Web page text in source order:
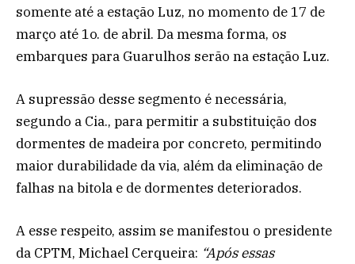
somente até a estação Luz, no momento de 17 de
março até 1o. de abril. Da mesma forma, os
embarques para Guarulhos serão na estação Luz.
A supressão desse segmento é necessária,
segundo a Cia., para permitir a substituição dos
dormentes de madeira por concreto, permitindo
maior durabilidade da via, além da eliminação de
falhas na bitola e de dormentes deteriorados.
A esse respeito, assim se manifestou o presidente
da CPTM, Michael Cerqueira: “Após essas